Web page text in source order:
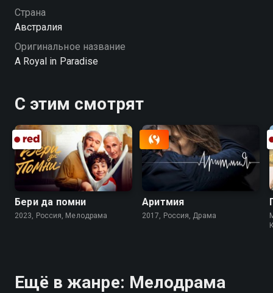
героиня знакомится с Александром — обаятельным
парнем, который показывает ей все красоты этого
места. Вместе они гуляют, общаются, и постепенно
между ними возникает симпатия. Правда, есть один
нюанс: Александр скрывает, кто он на самом деле,
качестве.
Страна
Австралия
Оригинальное название
A Royal in Paradise
С этим смотрят
Бери да помни
2023, Россия, Мелодрама
Аритмия
2017, Россия, Драма
Ещё в жанре: Мелодрама